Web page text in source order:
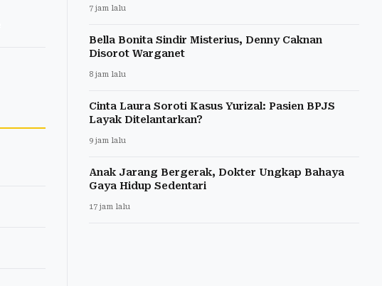
7 jam lalu
Bella Bonita Sindir Misterius, Denny Caknan
Disorot Warganet
8 jam lalu
Cinta Laura Soroti Kasus Yurizal: Pasien BPJS
Layak Ditelantarkan?
9 jam lalu
Anak Jarang Bergerak, Dokter Ungkap Bahaya
Gaya Hidup Sedentari
17 jam lalu